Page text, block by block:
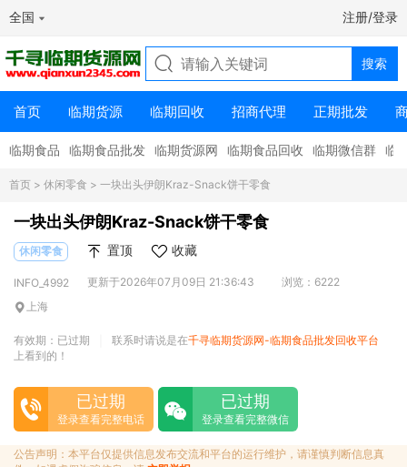
全国 注册/登录
首页 临期货源 临期回收 招商代理 正期批发
临期食品 临期食品批发 临期货源网 临期食品回收 临期微信群 临
首页 > 休闲零食 > 一块出头伊朗Kraz-Snack饼干零食
一块出头伊朗Kraz-Snack饼干零食
休闲零食 置顶 收藏
INFO_4992 更新于2026年07月09日 21:36:43
浏览：6222
上海
有效期：已过期 联系时请说是在千寻临期货源网-临期食品批发回收平台
上看到的！
已过期
登录查看完整电话
已过期
登录查看完整微信
公告声明：本平台仅提供信息发布交流和平台的运行维护，请谨慎判断信息真